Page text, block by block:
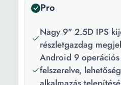
Ajánlott:
Illeszkedés
típusa;:
Térképek:
Pro
Nagy 9" 2.5D IPS
részletgazdag
Android 9 operációs
felszerelve,